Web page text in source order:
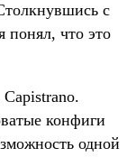
с
понял, что это
конфиги
одной